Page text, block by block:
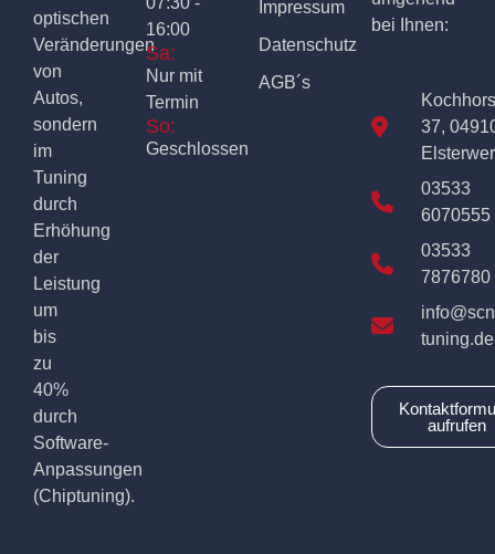
optischen
Veränderungen
von
Autos,
sondern
im
Tuning
durch
Erhöhung
der
Leistung
um
bis
zu
40%
durch
Software-
Anpassungen
(Chiptuning).
16:00
Sa:
Nur mit
Termin
So:
Geschlossen
Impressum
Datenschutz
AGB´s
bei Ihnen:
37,
03533
6070555
03533
7876780
tuning.de
aufrufen